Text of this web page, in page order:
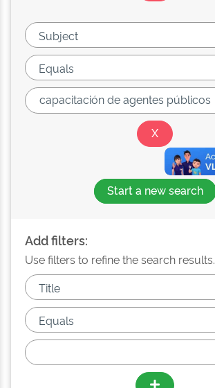
Start a new search
Add filters:
Use filters to refine the search results.